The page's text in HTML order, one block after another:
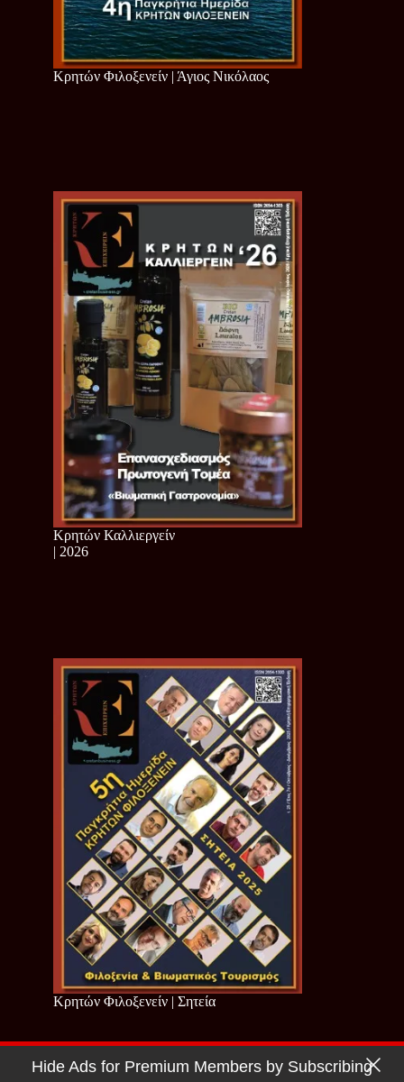
Κρητών Φιλοξενείν | Άγιος Νικόλαος
Κρητών Καλλιεργείν
| 2026
Κρητών Φιλοξενείν | Σητεία
Copyright © 2026 - Cretan Business | Κρητών Επιχειρείν
Hide Ads for Premium Members by Subscribing